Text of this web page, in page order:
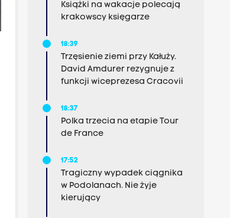
Książki na wakacje polecają
krakowscy księgarze
18:39
Trzęsienie ziemi przy Kałuży.
David Amdurer rezygnuje z
funkcji wiceprezesa Cracovii
18:37
Polka trzecia na etapie Tour
de France
17:52
Tragiczny wypadek ciągnika
w Podolanach. Nie żyje
kierujący